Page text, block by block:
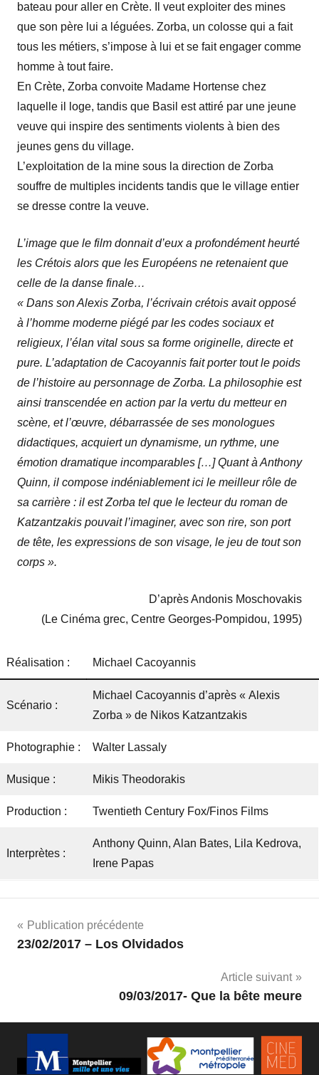
bateau pour aller en Crète. Il veut exploiter des mines
que son père lui a léguées. Zorba, un colosse qui a fait
tous les métiers, s’impose à lui et se fait engager comme
homme à tout faire.
En Crète, Zorba convoite Madame Hortense chez
laquelle il loge, tandis que Basil est attiré par une jeune
veuve qui inspire des sentiments violents à bien des
jeunes gens du village.
L’exploitation de la mine sous la direction de Zorba
souffre de multiples incidents tandis que le village entier
se dresse contre la veuve.
L’image que le film donnait d’eux a profondément heurté
les Crétois alors que les Européens ne retenaient que
celle de la danse finale…
« Dans son Alexis Zorba, l’écrivain crétois avait opposé
à l’homme moderne piégé par les codes sociaux et
religieux, l’élan vital sous sa forme originelle, directe et
pure. L’adaptation de Cacoyannis fait porter tout le poids
de l’histoire au personnage de Zorba. La philosophie est
ainsi transcendée en action par la vertu du metteur en
scène, et l’œuvre, débarrassée de ses monologues
didactiques, acquiert un dynamisme, un rythme, une
émotion dramatique incomparables […] Quant à Anthony
Quinn, il compose indéniablement ici le meilleur rôle de
sa carrière : il est Zorba tel que le lecteur du roman de
Katzantzakis pouvait l’imaginer, avec son rire, son port
de tête, les expressions de son visage, le jeu de tout son
corps ».
D’après Andonis Moschovakis
(Le Cinéma grec, Centre Georges-Pompidou, 1995)
Réalisation : Michael Cacoyannis
Scénario :
Michael Cacoyannis d’après « Alexis
Zorba » de Nikos Katzantzakis
Photographie : Walter Lassaly
Musique : Mikis Theodorakis
Production : Twentieth Century Fox/Finos Films
Interprètes :
Anthony Quinn, Alan Bates, Lila Kedrova,
Irene Papas
Navigation
Publication précédente
23/02/2017 – Los Olvidados
Article suivant
09/03/2017- Que la bête meure